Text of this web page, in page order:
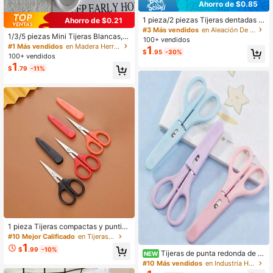
Ahorro de $0.21
1/3/5 piezas Mini Tijeras Blancas, C
ortador de Papel Portátil de Acero I
noxidable, Artículos de Papelería H
echos a Mano, Regalo para Oficina
y Estudio, Herramienta para Hombr
#1 Más vendidos
en Madera Herramientas manuales
100+ vendidos
$1.79 -11%
1 pieza Tijeras compactas y puntia
gudas con funda protectora, aptas
para oficina, costura, manualidades
y punto de cruz
#10 Mejor Calificado en Tijeras de mano
$1 .99 -10%
Ahorro de $0.85
1 pieza/2 piezas Tijeras dentadas n
egras, Tijeras de cocina para el hog
ar, Tijeras de corte para manualidad
es y oficina, Tijeras antiadherentes,
Herramientas para hombres
#3 Más vendidos
en Aleación De Hierro Herramientas manuales
100+ vendidos
$1.95 -30%
NEW Tijeras de punta redonda de a
cero inoxidable de 3 colores con cu
bierta protectora, rosa, púrpura y az
#10 Más vendidos en Industria Herramientas manuales